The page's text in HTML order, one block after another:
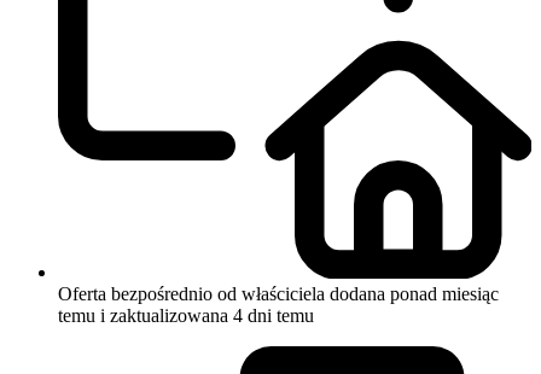
Oferta bezpośrednio od właściciela dodana ponad miesiąc
temu i zaktualizowana 4 dni temu